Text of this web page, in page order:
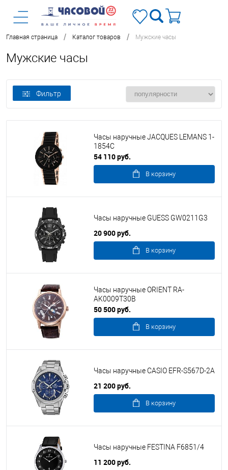
Главная страница / Каталог товаров / Мужские часы
Мужские часы
Фильтр
Часы наручные JACQUES LEMANS 1-
1854C
54 110 руб.
В корзину
Часы наручные GUESS GW0211G3
20 900 руб.
В корзину
Часы наручные ORIENT RA-
AK0009T30B
50 500 руб.
В корзину
Часы наручные CASIO EFR-S567D-2A
21 200 руб.
В корзину
Часы наручные FESTINA F6851/4
11 200 руб.